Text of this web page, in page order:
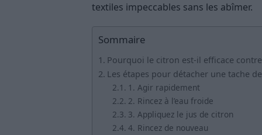
textiles impeccables sans les abîmer.
Sommaire
Pourquoi le citron est-il efficace
Les étapes pour détacher une tache
1. Agir rapidement
2. Rincez à l’eau froide
3. Appliquez le jus de citron
4. Rincez de nouveau